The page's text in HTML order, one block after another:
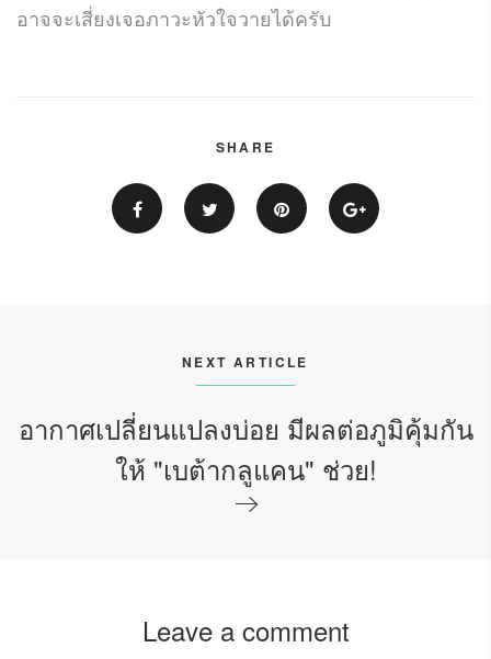
อาจจะเสี่ยงเจอภาวะหัวใจวายได้ครับ
SHARE
NEXT ARTICLE
อากาศเปลี่ยนแปลงบ่อย มีผลต่อภูมิคุ้มกัน
ให้ "เบต้ากลูแคน" ช่วย!
Leave a comment